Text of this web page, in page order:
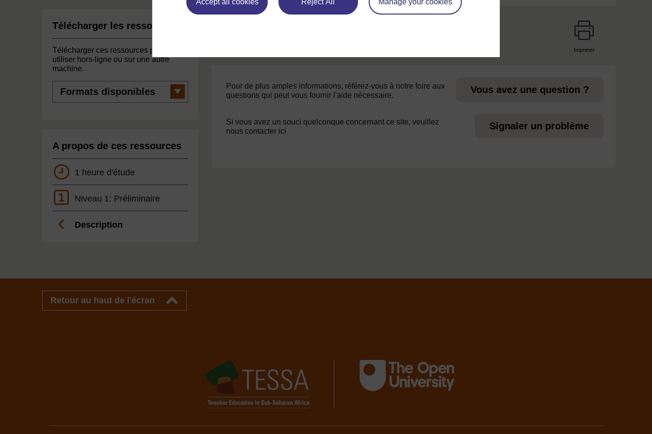
Accept all cookies Reject All Manage your cookies
Télécharger les ressources
Télécharger ces ressources pour les
utiliser hors-ligne ou sur une autre
machine.
disponibles
A propos de ces ressources
1 heure d'étude
1 Niveau 1: Préliminaire
Description
Imprimer
Pour de plus amples informations, référez-vous à notre foire aux
questions qui peut vous fournir l'aide nécessaire.
Vous avez une question ?
Si vous avez un souci quelconque concernant ce site, veuillez
nous contacter ici
Signaler un problème
Retour au haut de l'écran